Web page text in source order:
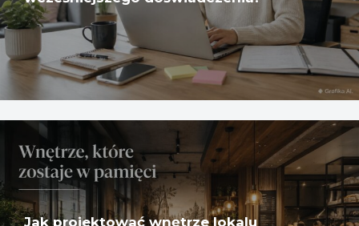
Jak projektować wnętrze lokalu